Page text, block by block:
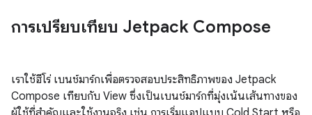
การเปรียบเทียบ Jetpack Compose
เราใช้ฮีโร่ เบนช์มาร์กเพื่อตรวจสอบประสิทธิภาพของ Jetpack
Compose เทียบกับ View ซึ่งเป็นเบนช์มาร์กที่มุ่งเน้นเส้นทางของ